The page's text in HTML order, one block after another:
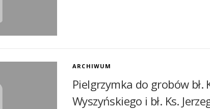
ARCHIWUM
Pielgrzymka do grobów bł.
Wyszyńskiego i bł. Ks.